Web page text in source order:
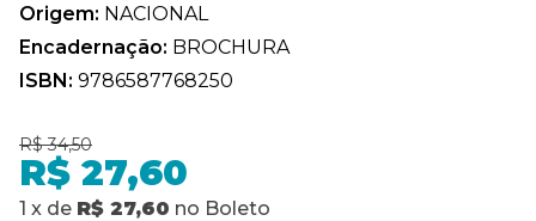
Origem: NACIONAL
Encadernação: BROCHURA
ISBN: 9786587768250
R$ 34,50
R$ 27,60
1 x de R$ 27,60 no Boleto